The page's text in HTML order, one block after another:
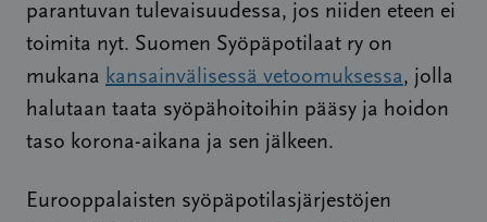
parantuvan tulevaisuudessa, jos niiden eteen ei
toimita nyt. Suomen Syöpäpotilaat ry on
mukana kansainvälisessä vetoomuksessa, jolla
halutaan taata syöpähoitoihin pääsy ja hoidon
taso korona-aikana ja sen jälkeen.
Eurooppalaisten syöpäpotilasjärjestöjen